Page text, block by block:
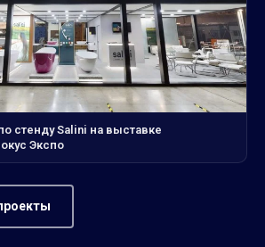
стенду Salini на выставке
Экспо